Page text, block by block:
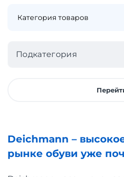
Подкатегория
Deichmann –
рынке обуви уже